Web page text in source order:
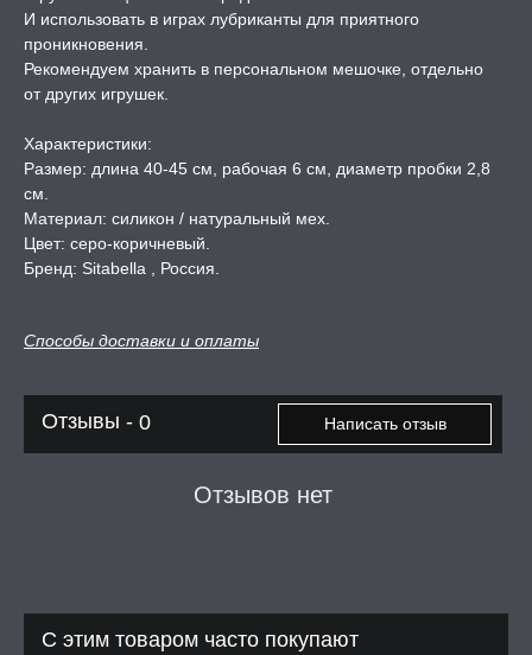
-50%, ТОВАР ЗА
БОНДАЖ
И использовать в играх лубриканты для приятного
проникновения.
Рекомендуем хранить в персональном мешочке, отдельно
от других игрушек.
Характеристики:
Размер: длина 40-45 см, рабочая 6 см, диаметр пробки 2,8
см.
Материал: силикон / натуральный мех.
Цвет: серо-коричневый.
Бренд: Sitabella , Россия.
Способы доставки и оплаты
Отзывы - 0 Написать отзыв
Отзывов нет
С этим товаром часто покупают